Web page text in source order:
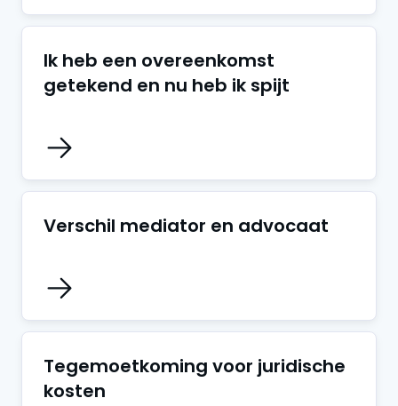
Ik heb een overeenkomst
getekend en nu heb ik spijt
Verschil mediator en advocaat
Tegemoetkoming voor juridische
kosten